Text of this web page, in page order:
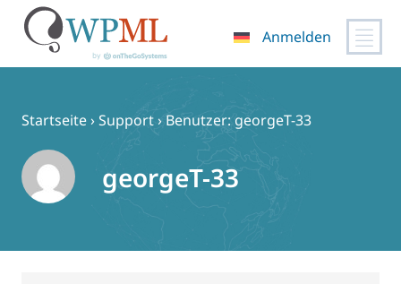
springen
Anmelden
Startseite›Support› Benutzer: georgeT-33
georgeT-33